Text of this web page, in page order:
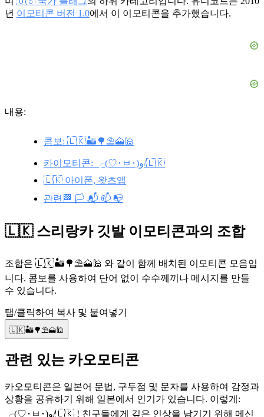
년 이모티콘 버전 1.0에서 이 이모티콘을 추가했습니다.
내용:
콤보: 🇱🇰🏜️🌳⛱️🗻🕌
카이모티콘: ╭(♡･ㅂ･)و/🇱🇰
🇱🇰 아이폰, 왓츠앱
관련🏁 🏳️ 📬 📫 📭
🇱🇰 스리랑카 깃발 이모티콘과의 조합
조합은 🇱🇰🏜️🌳⛱️🗻🕌 와 같이 함께 배치된 이모티콘 모음입
니다. 콤보를 사용하여 단어 없이 수수께끼나 메시지를 만들
수 있습니다.
탭/클릭하여 복사 및 붙여넣기
🇱🇰🏜️🌳⛱️🗻🕌
관련 있는 카오모티콘
카오모티콘은 일본어 문법, 구두점 및 문자를 사용하여 감정과
상황을 공유하기 위해 일본에서 인기가 있습니다. 이렇게:
╭(♡･ㅂ･)و/🇱🇰 ! 친구들에게 깊은 인상을 남기기 위해 메신